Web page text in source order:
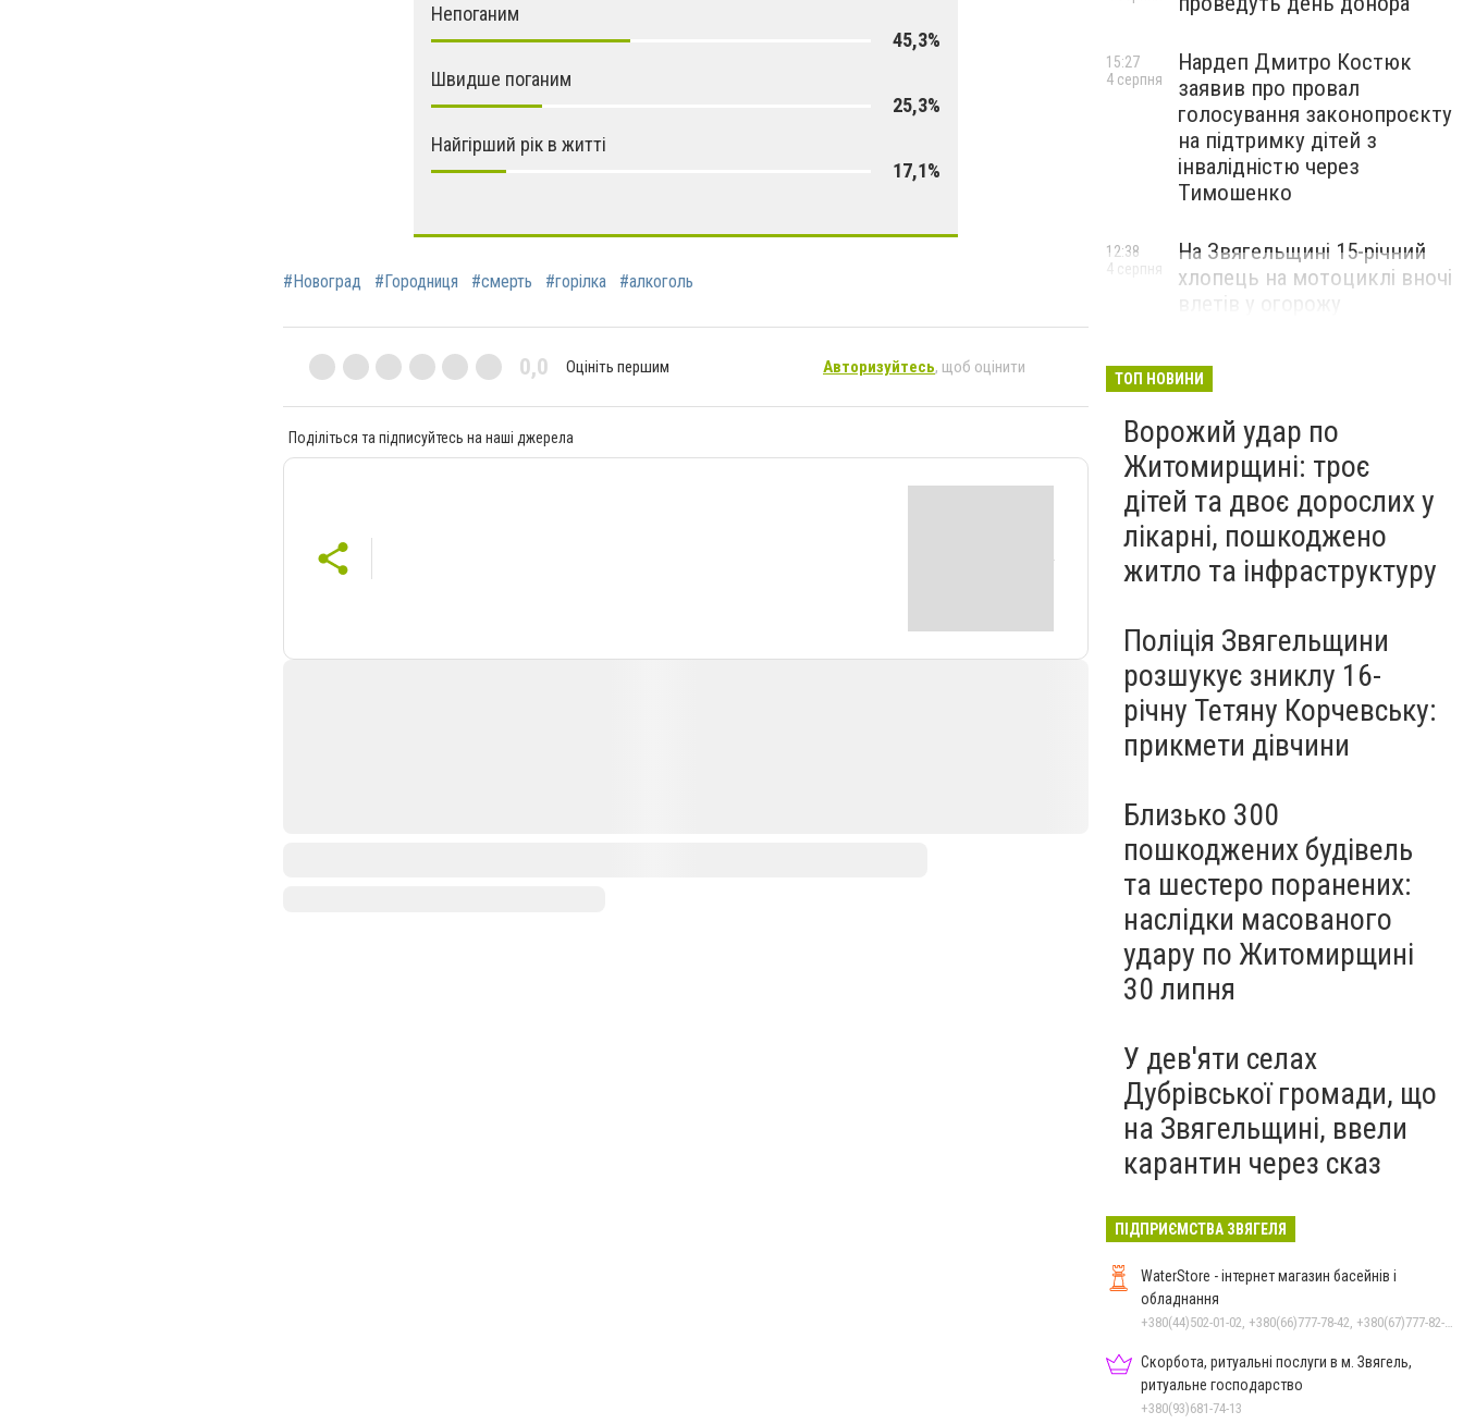
Непоганим
45,3%
Швидше поганим
25,3%
Найгірший рік в житті
17,1%
#Новоград #Городниця #смерть #горілка #алкоголь
0,0 Оцініть першим Авторизуйтесь, щоб оцінити
Поділіться та підписуйтесь на наші джерела
Нардеп Дмитро Костюк
заявив про провал
голосування законопроєкту
на підтримку дітей з
інвалідністю через
Тимошенко
15:27
4 серпня
На Звягельщині 15-річний
хлопець на мотоциклі вночі
12:38
4 серпня
ТОП НОВИНИ
Ворожий удар по
Житомирщині: троє
дітей та двоє дорослих у
лікарні, пошкоджено
житло та інфраструктуру
Поліція Звягельщини
розшукує зниклу 16-
річну Тетяну Корчевську:
прикмети дівчини
Близько 300
пошкоджених будівель
та шестеро поранених:
наслідки масованого
удару по Житомирщині
30 липня
У дев'яти селах
Дубрівської громади, що
на Звягельщині, ввели
карантин через сказ
ПІДПРИЄМСТВА ЗВЯГЕЛЯ
WaterStore - інтернет магазин басейнів і
обладнання
+380(44)502-01-02, +380(66)777-78-42, +380(67)777-82-19, +380(67)890-80-80, +380(73)890-80-80, +380(44)502-01-03
Скорбота, ритуальні послуги в м. Звягель,
ритуальне господарство
+380(93)681-74-13